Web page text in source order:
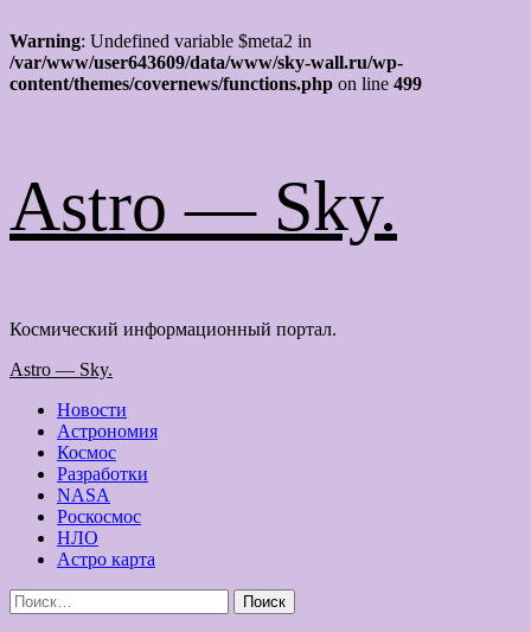
Warning: Undefined variable $meta2 in
/var/www/user643609/data/www/sky-wall.ru/wp-
content/themes/covernews/functions.php on line 499
содержимому
Astro — Sky.
Космический информационный портал.
Основное
Astro — Sky.
Новости
Астрономия
Космос
Разработки
NASA
Роскосмос
НЛО
Астро карта
Найти: